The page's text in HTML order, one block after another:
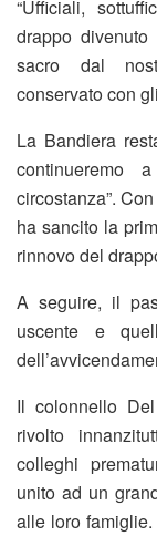
“Ufficiali,
drappo
sacro dal
conservato con
La Bandiera
continueremo
circostanza”.
ha sancito la
rinnovo del
A seguire, il
uscente e
Il colonnello
rivolto
colleghi
unito ad un
alle loro